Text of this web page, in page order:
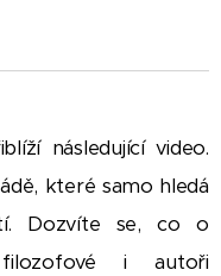
následující video.
které samo hledá
Dozvíte se, co o
i autoři